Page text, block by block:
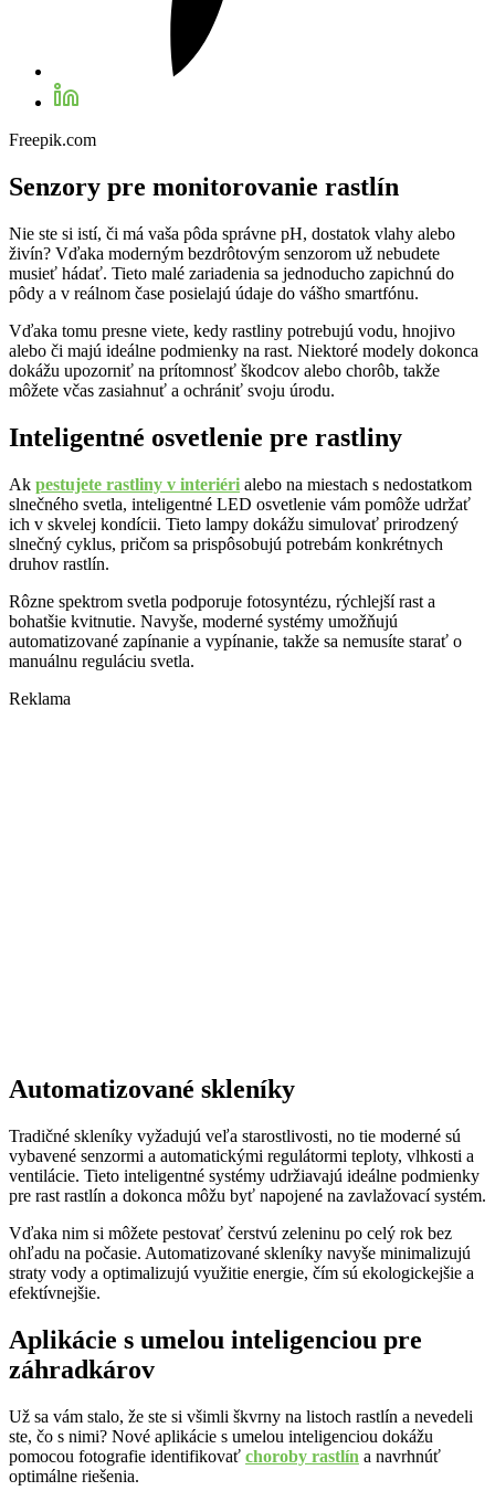
Freepik.com
Senzory pre monitorovanie rastlín
Nie ste si istí, či má vaša pôda správne pH, dostatok vlahy alebo
živín? Vďaka moderným bezdrôtovým senzorom už nebudete
musieť hádať. Tieto malé zariadenia sa jednoducho zapichnú do
pôdy a v reálnom čase posielajú údaje do vášho smartfónu.
Vďaka tomu presne viete, kedy rastliny potrebujú vodu, hnojivo
alebo či majú ideálne podmienky na rast. Niektoré modely dokonca
dokážu upozorniť na prítomnosť škodcov alebo chorôb, takže
môžete včas zasiahnuť a ochrániť svoju úrodu.
Inteligentné osvetlenie pre rastliny
Ak pestujete rastliny v interiéri alebo na miestach s nedostatkom
slnečného svetla, inteligentné LED osvetlenie vám pomôže udržať
ich v skvelej kondícii. Tieto lampy dokážu simulovať prirodzený
slnečný cyklus, pričom sa prispôsobujú potrebám konkrétnych
druhov rastlín.
Rôzne spektrom svetla podporuje fotosyntézu, rýchlejší rast a
bohatšie kvitnutie. Navyše, moderné systémy umožňujú
automatizované zapínanie a vypínanie, takže sa nemusíte starať o
manuálnu reguláciu svetla.
Reklama
Automatizované skleníky
Tradičné skleníky vyžadujú veľa starostlivosti, no tie moderné sú
vybavené senzormi a automatickými regulátormi teploty, vlhkosti a
ventilácie. Tieto inteligentné systémy udržiavajú ideálne podmienky
pre rast rastlín a dokonca môžu byť napojené na zavlažovací systém.
Vďaka nim si môžete pestovať čerstvú zeleninu po celý rok bez
ohľadu na počasie. Automatizované skleníky navyše minimalizujú
straty vody a optimalizujú využitie energie, čím sú ekologickejšie a
efektívnejšie.
Aplikácie s umelou inteligenciou pre
záhradkárov
Už sa vám stalo, že ste si všimli škvrny na listoch rastlín a nevedeli
ste, čo s nimi? Nové aplikácie s umelou inteligenciou dokážu
pomocou fotografie identifikovať choroby rastlín a navrhnúť
optimálne riešenia.